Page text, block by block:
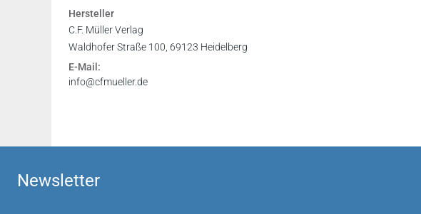
Leseprobe
Hersteller
C.F. Müller Verlag
Waldhofer Straße 100, 69123 Heidelberg
E-Mail:
info@cfmueller.de
Newsletter